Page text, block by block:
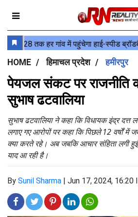
HOME हिमाचल प्रदेश हमीरपुर
पेयजल संकट पर राजनीति
सुभाष ढटवालिया
सुभाष ढटवालिया ने कहा कि विधायक इंद्र दत्त
लगाए गए आरोपों पर कहा कि पिछले 12 वर्षों में
क्या करते रहे। अब जबकि आचार संहिता लगी
याद आ रही है।
By Sunil Sharma | Jun 17, 2024, 16:20